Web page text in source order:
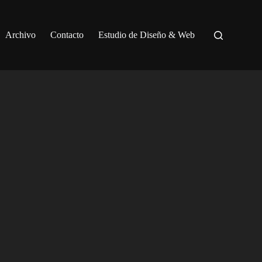
Archivo Contacto Estudio de Diseño & Web